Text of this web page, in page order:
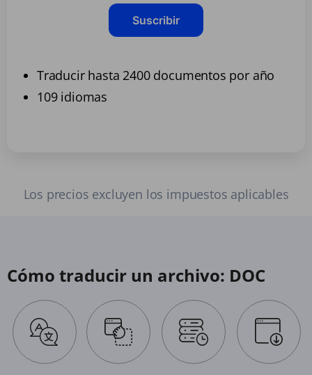
Suscribir
Traducir hasta 2400 documentos por año
109 idiomas
Los precios excluyen los impuestos aplicables
Cómo traducir un archivo: DOC